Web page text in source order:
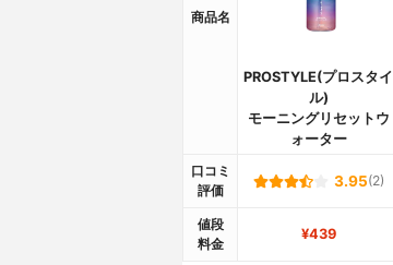
商品名
PROSTYLE(プロスタイ
ル)
モーニングリセットウ
ォーター
口コミ
評価
3.95(2)
値段
料金
¥439